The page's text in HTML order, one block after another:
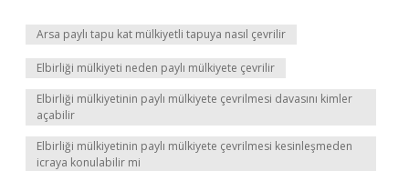
Arsa paylı tapu kat mülkiyetli tapuya nasıl çevrilir
Elbirliği mülkiyeti neden paylı mülkiyete çevrilir
Elbirliği mülkiyetinin paylı mülkiyete çevrilmesi davasını kimler
açabilir
Elbirliği mülkiyetinin paylı mülkiyete çevrilmesi kesinleşmeden
icraya konulabilir mi